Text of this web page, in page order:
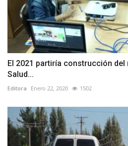
El 2021 partiría construcción del
Salud...
Editora Enero 22, 2020 1502